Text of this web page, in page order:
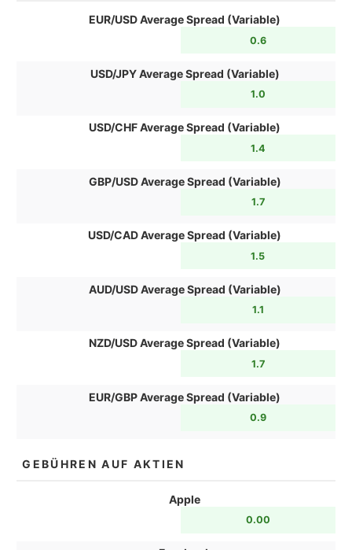
EUR/USD Average Spread (Variable)
0.6
USD/JPY Average Spread (Variable)
1.0
USD/CHF Average Spread (Variable)
1.4
GBP/USD Average Spread (Variable)
1.7
USD/CAD Average Spread (Variable)
1.5
AUD/USD Average Spread (Variable)
1.1
NZD/USD Average Spread (Variable)
1.7
EUR/GBP Average Spread (Variable)
0.9
GEBÜHREN AUF AKTIEN
Apple
0.00